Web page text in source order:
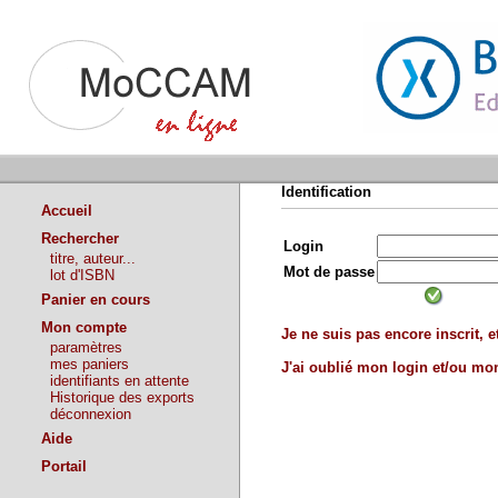
Accueil
Rechercher
titre, auteur...
lot d'ISBN
Panier en cours
Mon compte
paramètres
mes paniers
identifiants en attente
Historique des exports
déconnexion
Aide
Portail
Identification
Login
Mot de passe
Je ne suis pas encore inscrit,
J'ai oublié mon login et/ou